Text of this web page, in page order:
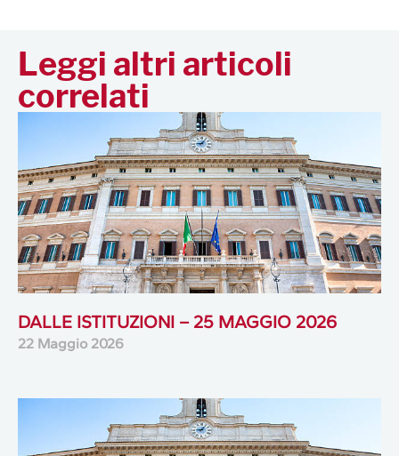
Leggi altri articoli
correlati
DALLE ISTITUZIONI – 25 MAGGIO 2026
22 Maggio 2026